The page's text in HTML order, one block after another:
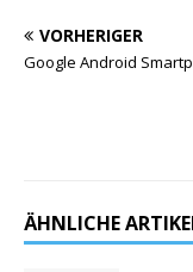
VORHERIGER
Google Android
ÄHNLICHE